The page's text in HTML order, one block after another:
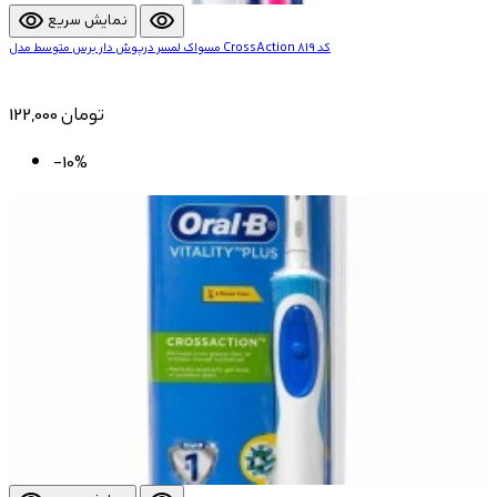
visibility نمایش سریع visibility
مسواک لمسر درپوش دار برس متوسط مدل CrossAction کد 819
122,000 تومان
-10%